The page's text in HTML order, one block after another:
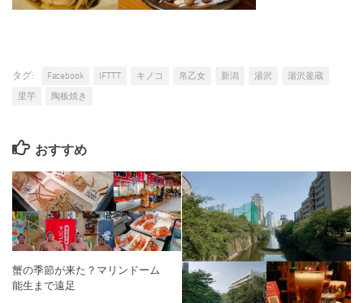
タグ: Facebook IFTTT キノコ 帛乙女 新潟 湯沢
湯沢釜蔵
里芋
陶板焼き
おすすめ
蟹の季節が来た？マリンドーム
能生まで遠足